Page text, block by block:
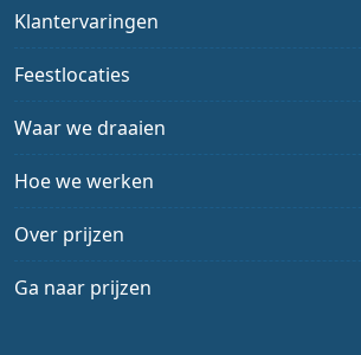
Klantervaringen
Feestlocaties
Waar we draaien
Hoe we werken
Over prijzen
Ga naar prijzen